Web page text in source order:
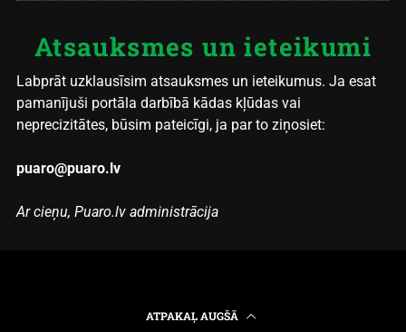
Atsauksmes un ieteikumi
Labprāt uzklausīsim atsauksmes un ieteikumus. Ja esat
pamanījuši portāla darbībā kādas kļūdas vai
neprecizitātes, būsim pateicīgi, ja par to ziņosiet:
puaro@puaro.lv
Ar cieņu, Puaro.lv administrācija
ATPAKAĻ AUGŠĀ